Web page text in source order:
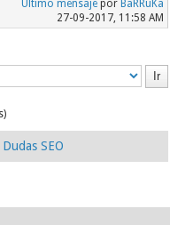
Último mensajepor BaRRuKa
27-09-2017, 11:58 AM
Dudas SEO